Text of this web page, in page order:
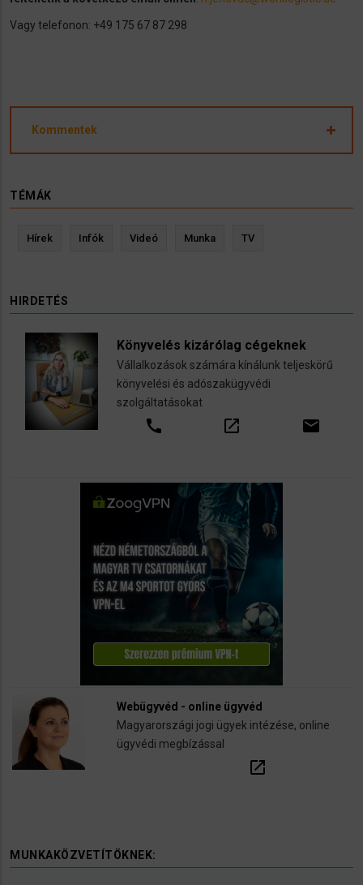
Vagy telefonon: +49 175 67 87 298
Kommentek
TÉMÁK
Hírek Infók Videó Munka TV
HIRDETÉS
Könyvelés kizárólag cégeknek
Vállalkozások számára kínálunk teljeskörű
könyvelési és adószakügyvédi
szolgáltatásokat
call open_in_new email
Webügyvéd - online ügyvéd
Magyarországi jogi ügyek intézése, online
ügyvédi megbízással
open_in_new
MUNKAKÖZVETÍTÖKNEK: